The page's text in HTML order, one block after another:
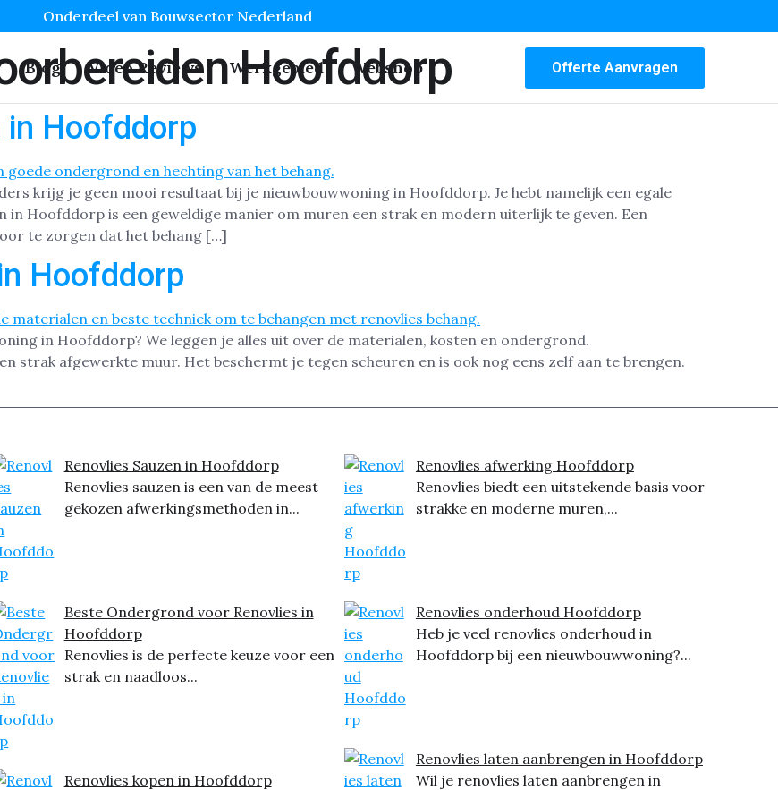
Onderdeel van Bouwsector Nederland
Blog Video Reviews Werkgebied Webshop Offerte Aanvragen
Hoofddorp
in Hoofddorp
krijg je geen mooi resultaat bij je nieuwbouwwoning in Hoofddorp. Je hebt namelijk een egale
in Hoofddorp is een geweldige manier om muren een strak en modern uiterlijk te geven. Een
te zorgen dat het behang […]
Hoofddorp
in Hoofddorp? We leggen je alles uit over de materialen, kosten en ondergrond.
strak afgewerkte muur. Het beschermt je tegen scheuren en is ook nog eens zelf aan te brengen.
Renovlies Sauzen in Hoofddorp
Renovlies sauzen is een van de meest
gekozen afwerkingsmethoden in...
Beste Ondergrond voor Renovlies in
Hoofddorp
Renovlies is de perfecte keuze voor een
strak en naadloos...
Renovlies kopen in Hoofddorp
Renovlies afwerking Hoofddorp
Renovlies biedt een uitstekende basis voor
strakke en moderne muren,...
Renovlies onderhoud Hoofddorp
Heb je veel renovlies onderhoud in
Hoofddorp bij een nieuwbouwwoning?...
Renovlies laten aanbrengen in Hoofddorp
Wil je renovlies laten aanbrengen in